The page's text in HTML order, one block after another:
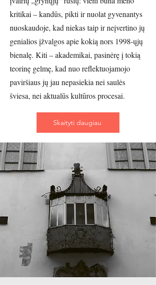
kritikai – kandūs, pikti ir nuolat gyvenantys
nuoskaudoje, kad niekas taip ir neįvertino jų
genialios įžvalgos apie kokią nors 1998-ųjų
bienalę. Kiti – akademikai, pasinėrę į tokią
teorinę gelmę, kad nuo reflektuojamojo
paviršiaus jų jau nepasiekia nei saulės
šviesa, nei aktualūs kultūros procesai.
Skaityti daugiau